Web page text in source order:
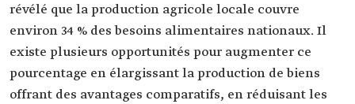
révélé que la production agricole locale couvre
environ 34 % des besoins alimentaires nationaux. Il
existe plusieurs opportunités pour augmenter ce
pourcentage en élargissant la production de biens
offrant des avantages comparatifs, en réduisant les